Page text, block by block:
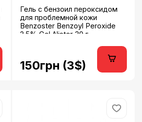
Гель с бензоил пероксидом
для проблемной кожи
Benzoster Benzoyl Peroxide
2.5% Gel Alister 30 г...
150грн (3$)